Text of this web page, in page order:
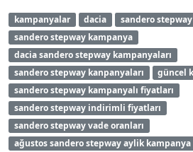
kampanyalar dacia
sandero stepway
sandero stepway kampanya
dacia sandero stepway kampanyaları
sandero stepway kanpanyaları
güncel
sandero stepway kampanyalı fiyatları
sandero stepway indirimli fiyatları
sandero stepway vade oranları
ağustos sandero stepway aylik kampanya